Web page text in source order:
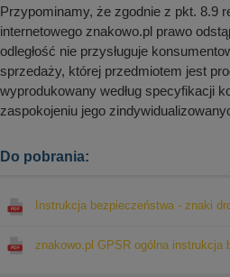
Przypominamy, że zgodnie z pkt. 8.9
internetowego znakowo.pl prawo
odległość nie przysługuje
sprzedaży, której przedmiotem jest
wyprodukowany według specyfikacji
zaspokojeniu jego
Do pobrania:
Instrukcja bezpieczeństwa - znaki
znakowo.pl GPSR ogólna instrukcja